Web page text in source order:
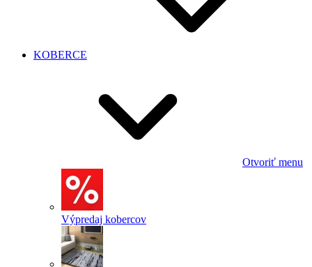
KOBERCE
Otvoriť menu
Výpredaj kobercov